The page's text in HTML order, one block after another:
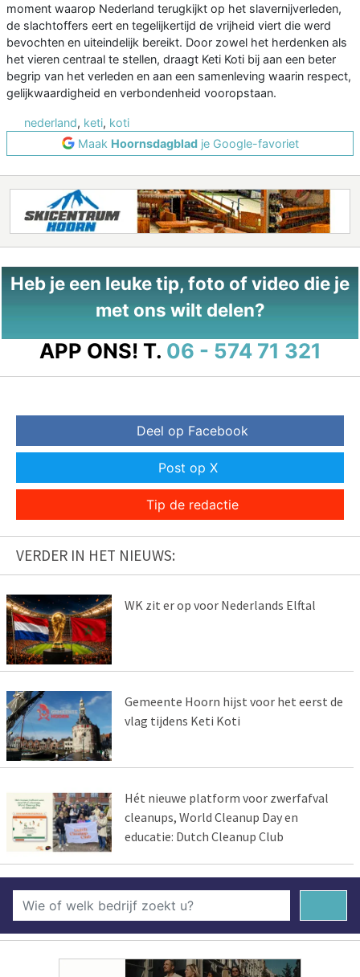
moment waarop Nederland terugkijkt op het slavernijverleden,
de slachtoffers eert en tegelijkertijd de vrijheid viert die werd
bevochten en uiteindelijk bereikt. Door zowel het herdenken als
het vieren centraal te stellen, draagt Keti Koti bij aan een beter
begrip van het verleden en aan een samenleving waarin respect,
gelijkwaardigheid en verbondenheid vooropstaan.
nederland, keti, koti
Maak Hoornsdagbladje Google-favoriet
Heb je een leuke tip, foto of video die je
met ons wilt delen?
APP ONS! T. 06 - 574 71 321
Deel op Facebook
Post op X
Tip de redactie
VERDER IN HET NIEUWS:
WK zit er op voor Nederlands Elftal
Gemeente Hoorn hijst voor het eerst de
vlag tijdens Keti Koti
Hét nieuwe platform voor zwerfafval
cleanups, World Cleanup Day en
educatie: Dutch Cleanup Club